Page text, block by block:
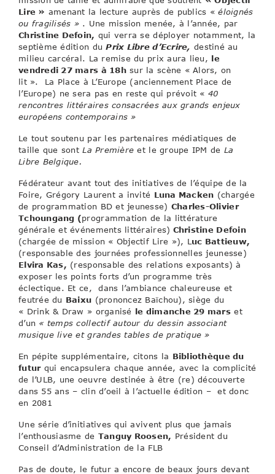
Lire » amenant la lecture auprès de publics «éloignés
ou fragilisés » . Une mission menée, à l’année, par
Christine Defoin, qui verra se déployer notamment, la
septième édition duPrix Libre d’Ecrire, destiné au
milieu carcéral. La remise du prix aura lieu, le
vendredi 27 mars à 18hsur la scène « Alors, on
lit ». La Place à L’Europe (anciennement Place de
l’Europe) ne sera pas en reste qui prévoit « 40
rencontres littéraires consacrées aux grands enjeux
européens contemporains »
Le tout soutenu par les partenaires médiatiques de
taille que sontLa Première et le groupe IPM de La
Libre Belgique.
Fédérateur avant tout des initiatives de l’équipe de la
Foire, Grégory Laurent a invité Luna Macken (chargée
de programmation BD et jeunesse) Charles-Olivier
Tchoungang (programmation de la littérature
générale et événements littéraires) Christine Defoin
(chargée de mission « Objectif Lire »), L uc Battieuw,
(responsable des journées professionnelles jeunesse)
Elvira Kas, (responsable des relations exposants) à
exposer les points forts d’un programme très
éclectique. Et ce, dans l’ambiance chaleureuse et
feutrée du Baixu (prononcez Baïchou), siège du
« Drink & Draw » organisé le dimanche 29 mars et
d’un « temps collectif autour du dessin associant
musique live et grandes tables de pratique »
En pépite supplémentaire, citons la Bibliothèque du
futurqui encapsulera chaque année, avec la complicité
de l’ULB, une oeuvre destinée à être (re) découverte
dans 55 ans – clin d’oeil à l’actuelle édition – et donc
en 2081
Une série d’initiatives qui avivent plus que jamais
l’enthousiasme de Tanguy Roosen, Président du
Conseil d’Administration de la FLB
Pas de doute, le futur a encore de beaux jours devant